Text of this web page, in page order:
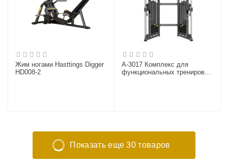
Жим ногами Hasttings Digger
HD008-2
A-3017 Комплекс для
функциональных тренировок
Показать еще 30 товаров